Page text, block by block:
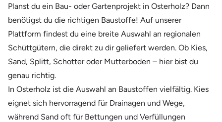
Planst du ein Bau- oder Gartenprojekt in Osterholz? Dann
benötigst du die richtigen Baustoffe! Auf unserer
Plattform findest du eine breite Auswahl an regionalen
Schüttgütern, die direkt zu dir geliefert werden. Ob Kies,
Sand, Splitt, Schotter oder Mutterboden – hier bist du
genau richtig.
In Osterholz ist die Auswahl an Baustoffen vielfältig. Kies
eignet sich hervorragend für Drainagen und Wege,
während Sand oft für Bettungen und Verfüllungen